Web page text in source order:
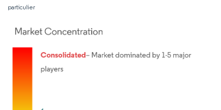
particulier